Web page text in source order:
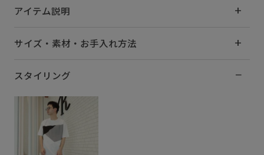
アイテム説明
サイズ・素材・お手入れ方法
スタイリング